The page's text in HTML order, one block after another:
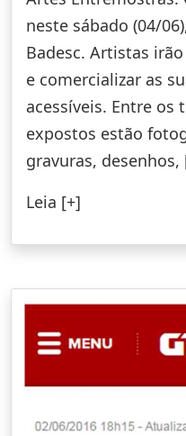
neste sábado (04/
Badesc. Artistas
e comercializar as
acessíveis. Entre os
expostos estão
gravuras,
Leia [+]